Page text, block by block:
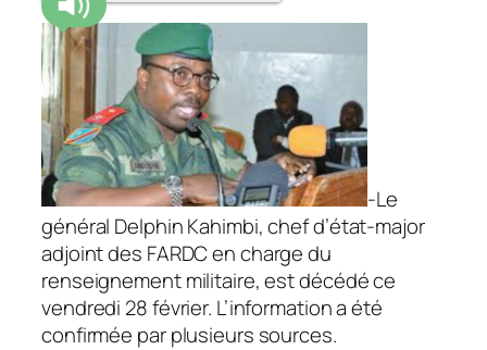
-Le
général Delphin Kahimbi, chef d’état-major
adjoint des FARDC en charge du
renseignement militaire, est décédé ce
vendredi 28 février. L’information a été
confirmée par plusieurs sources.